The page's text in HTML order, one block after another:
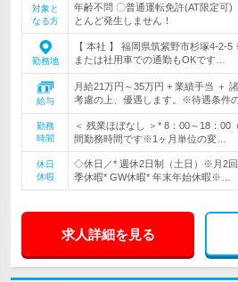
対象と
なる方
年齢不問 〇普通運転免許(AT限定
とんど発生しません！
勤務地
【 本社 】 福岡県筑紫野市杉塚4-2-
または社用車での通勤もOKです…
給与
月給21万円～35万円 + 業績手当 ＋
考慮の上、優遇します。※待遇条件
勤務
時間
＜ 残業ほぼなし ＞* 8：00～18：
間勤務時間です※1ヶ月単位の変…
休日
休暇
◇休日／* 週休2日制（土日）※月2
季休暇* GW休暇* 年末年始休暇※…
求人詳細を見る